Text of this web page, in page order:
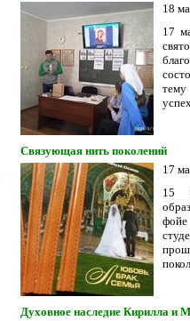
18
17
Связующая нить поколений
17
15
Духовное наследие Кирилла и